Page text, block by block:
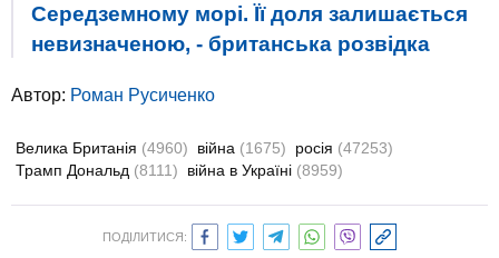
Середземному морі. Її доля залишається
невизначеною, - британська розвідка
Автор: Роман Русиченко
Велика Британія (4960) війна (1675) росія (47253)
Трамп Дональд (8111) війна в Україні (8959)
ПОДІЛИТИСЯ: